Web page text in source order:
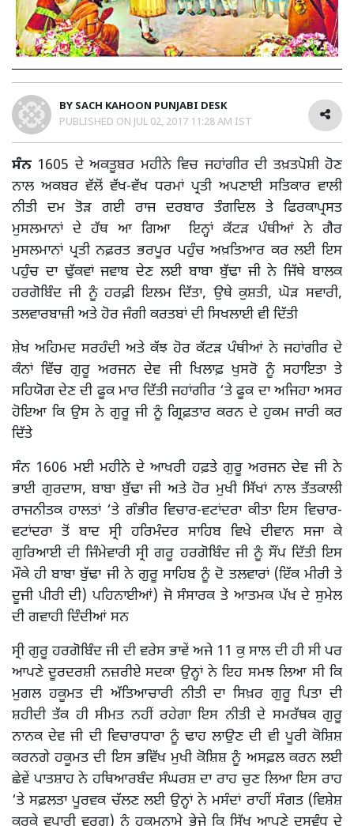
BY SACH KAHOON PUNJABI DESK
PUBLISHED ON JUL 02, 2017 11:28 AM IST
ਸੰਨ 1605 ਦੇ ਅਕਤੂਬਰ ਮਹੀਨੇ ਵਿਚ ਜਹਾਂਗੀਰ ਦੀ ਤਖ਼ਤਪੋਸ਼ੀ ਹੋਣ
ਨਾਲ ਅਕਬਰ ਵੱਲੋਂ ਵੱਖ-ਵੱਖ ਧਰਮਾਂ ਪ੍ਰਤੀ ਅਪਣਾਈ ਸਤਿਕਾਰ ਵਾਲੀ
ਨੀਤੀ ਦਮ ਤੋੜ ਗਈ ਰਾਜ ਦਰਬਾਰ ਤੰਗਦਿਲ ਤੇ ਫਿਰਕਾਪ੍ਰਸਤ
ਮੁਸਲਮਾਨਾਂ ਦੇ ਹੱਥ ਆ ਗਿਆ ਇਨ੍ਹਾਂ ਕੱਟੜ ਪੰਥੀਆਂ ਨੇ ਗੈਰ
ਮੁਸਲਮਾਨਾਂ ਪ੍ਰਤੀ ਨਫ਼ਰਤ ਭਰਪੂਰ ਪਹੁੰਚ ਅਖ਼ਤਿਆਰ ਕਰ ਲਈ ਇਸ
ਪਹੁੰਚ ਦਾ ਢੁੱਕਵਾਂ ਜਵਾਬ ਦੇਣ ਲਈ ਬਾਬਾ ਬੁੱਢਾ ਜੀ ਨੇ ਜਿੱਥੇ ਬਾਲਕ
ਹਰਗੋਬਿੰਦ ਜੀ ਨੂੰ ਹਰਫ਼ੀ ਇਲਮ ਦਿੱਤਾ, ਉਥੇ ਕੁਸ਼ਤੀ, ਘੋੜ ਸਵਾਰੀ,
ਤਲਵਾਰਬਾਜ਼ੀ ਅਤੇ ਹੋਰ ਜੰਗੀ ਕਰਤਬਾਂ ਦੀ ਸਿਖਲਾਈ ਵੀ ਦਿੱਤੀ
ਸ਼ੇਖ ਅਹਿਮਦ ਸਰਹੰਦੀ ਅਤੇ ਕੱਝ ਹੋਰ ਕੱਟੜ ਪੰਥੀਆਂ ਨੇ ਜਹਾਂਗੀਰ ਦੇ
ਕੰਨਾਂ ਵਿੱਚ ਗੁਰੂ ਅਰਜਨ ਦੇਵ ਜੀ ਖਿਲਾਫ਼ ਖੁਸਰੋ ਨੂੰ ਸਹਾਇਤਾ ਤੇ
ਸਹਿਯੋਗ ਦੇਣ ਦੀ ਫੂਕ ਮਾਰ ਦਿੱਤੀ ਜਹਾਂਗੀਰ ‘ਤੇ ਫੂਕ ਦਾ ਅਜਿਹਾ ਅਸਰ
ਹੋਇਆ ਕਿ ਉਸ ਨੇ ਗੁਰੂ ਜੀ ਨੂੰ ਗ੍ਰਿਫ਼ਤਾਰ ਕਰਨ ਦੇ ਹੁਕਮ ਜਾਰੀ ਕਰ
ਦਿੱਤੇ
ਸੰਨ 1606 ਮਈ ਮਹੀਨੇ ਦੇ ਆਖਰੀ ਹਫ਼ਤੇ ਗੁਰੂ ਅਰਜਨ ਦੇਵ ਜੀ ਨੇ
ਭਾਈ ਗੁਰਦਾਸ, ਬਾਬਾ ਬੁੱਢਾ ਜੀ ਅਤੇ ਹੋਰ ਮੁਖੀ ਸਿੱਖਾਂ ਨਾਲ ਤੱਤਕਾਲੀ
ਰਾਜਨੀਤਕ ਹਾਲਤਾਂ ‘ਤੇ ਗੰਭੀਰ ਵਿਚਾਰ-ਵਟਾਂਦਰਾ ਕੀਤਾ ਇਸ ਵਿਚਾਰ-
ਵਟਾਂਦਰਾ ਤੋਂ ਬਾਦ ਸ੍ਰੀ ਹਰਿਮੰਦਰ ਸਾਹਿਬ ਵਿਖੇ ਦੀਵਾਨ ਸਜਾ ਕੇ
ਗੁਰਿਆਈ ਦੀ ਜਿੰਮੇਵਾਰੀ ਸ੍ਰੀ ਗਰੂ ਹਰਗੋਬਿੰਦ ਜੀ ਨੂੰ ਸੌਂਪ ਦਿੱਤੀ ਇਸ
ਮੌਕੇ ਹੀ ਬਾਬਾ ਬੁੱਢਾ ਜੀ ਨੇ ਗੁਰੂ ਸਾਹਿਬ ਨੂੰ ਦੋ ਤਲਵਾਰਾਂ (ਇੱਕ ਮੀਰੀ ਤੇ
ਦੂਜੀ ਪੀਰੀ ਦੀ) ਪਹਿਨਾਈਆਂ) ਜੋ ਸੰਸਾਰਕ ਤੇ ਆਤਮਕ ਪੱਖ ਦੇ ਸੁਮੇਲ
ਦੀ ਗਵਾਹੀ ਦਿੰਦੀਆਂ ਸਨ
ਸ੍ਰੀ ਗੁਰੂ ਹਰਗੋਬਿੰਦ ਜੀ ਦੀ ਵਰੇਸ ਭਾਵੇਂ ਅਜੇ 11 ਕੁ ਸਾਲ ਦੀ ਹੀ ਸੀ ਪਰ
ਆਪਣੇ ਦੂਰਦਰਸ਼ੀ ਨਜ਼ਰੀਏ ਸਦਕਾ ਉਨ੍ਹਾਂ ਨੇ ਇਹ ਸਮਝ ਲਿਆ ਸੀ ਕਿ
ਮੁਗਲ ਹਕੂਮਤ ਦੀ ਅੱਤਿਆਚਾਰੀ ਨੀਤੀ ਦਾ ਸਿਖ਼ਰ ਗੁਰੂ ਪਿਤਾ ਦੀ
ਸ਼ਹੀਦੀ ਤੱਕ ਹੀ ਸੀਮਤ ਨਹੀਂ ਰਹੇਗਾ ਇਸ ਨੀਤੀ ਦੇ ਸਮਰੱਥਕ ਗੁਰੂ
ਨਾਨਕ ਦੇਵ ਜੀ ਦੀ ਵਿਚਾਰਧਾਰਾ ਨੂੰ ਢਾਹ ਲਾਉਣ ਦੀ ਵੀ ਪੂਰੀ ਕੋਸ਼ਿਸ਼
ਕਰਨਗੇ ਹਕੂਮਤ ਦੀ ਇਸ ਭਵਿੱਖ ਮੁਖੀ ਕੋਸ਼ਿਸ਼ ਨੂੰ ਅਸਫ਼ਲ ਕਰਨ ਲਈ
ਛੇਵੇਂ ਪਾਤਸ਼ਾਹ ਨੇ ਹਥਿਆਰਬੰਦ ਸੰਘਰਸ਼ ਦਾ ਰਾਹ ਚੁਣ ਲਿਆ ਇਸ ਰਾਹ
‘ਤੇ ਸਫ਼ਲਤਾ ਪੂਰਵਕ ਚੱਲਣ ਲਈ ਉਨ੍ਹਾਂ ਨੇ ਮਸੰਦਾਂ ਰਾਹੀਂ ਸੰਗਤ (ਵਿਸ਼ੇਸ਼